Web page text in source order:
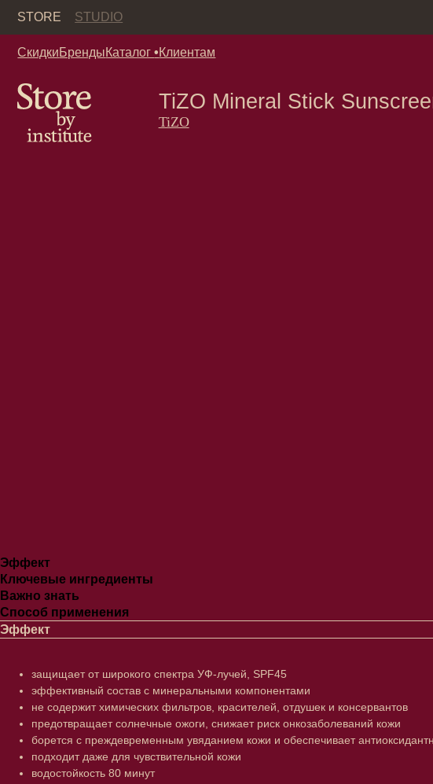
STORE STUDIO
Скидки Бренды Каталог Клиентам
TiZO Mineral Stick Sunscreen
TiZO
Эффект
Ключевые ингредиенты
Важно знать
Способ применения
Эффект
защищает от широкого спектра УФ-лучей, SPF45
эффективный состав с минеральными компонентами
не содержит химических фильтров, красителей, отдушек и консервантов
предотвращает солнечные ожоги, снижает риск онкозаболеваний кожи
борется с преждевременным увяданием кожи и обеспечивает
подходит даже для чувствительной кожи
водостойкость 80 минут